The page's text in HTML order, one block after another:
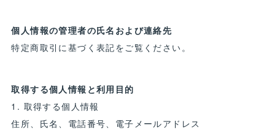
個人情報の管理者の氏名および連絡先
特定商取引に基づく表記をご覧ください。
取得する個人情報と利用目的
1. 取得する個人情報
住所、氏名、電話番号、電子メールアドレス